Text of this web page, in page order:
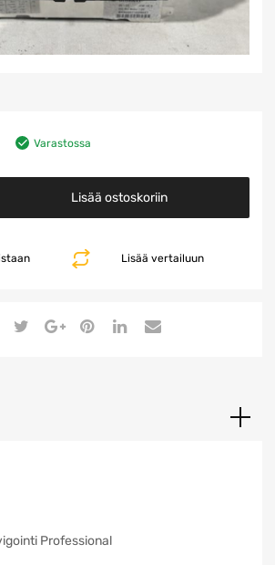
Varastossa
Lisää ostoskoriin
Lisää vertailuun
Professional